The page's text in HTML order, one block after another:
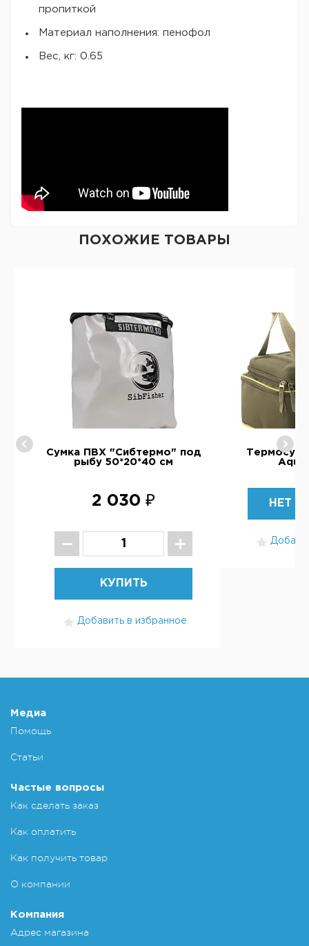
пропиткой
Материал наполнения: пенофол
Вес, кг: 0.65
ПОХОЖИЕ ТОВАРЫ
Сумка ПВХ "Сибтермо" под
рыбу 50*20*40 см
2 030 ₽
КУПИТЬ
Добавить в избранное
НЕТ В
Медиа
Помощь
Статьи
Частые вопросы
Как сделать заказ
Как оплатить
Как получить товар
О компании
Компания
Адрес магазина